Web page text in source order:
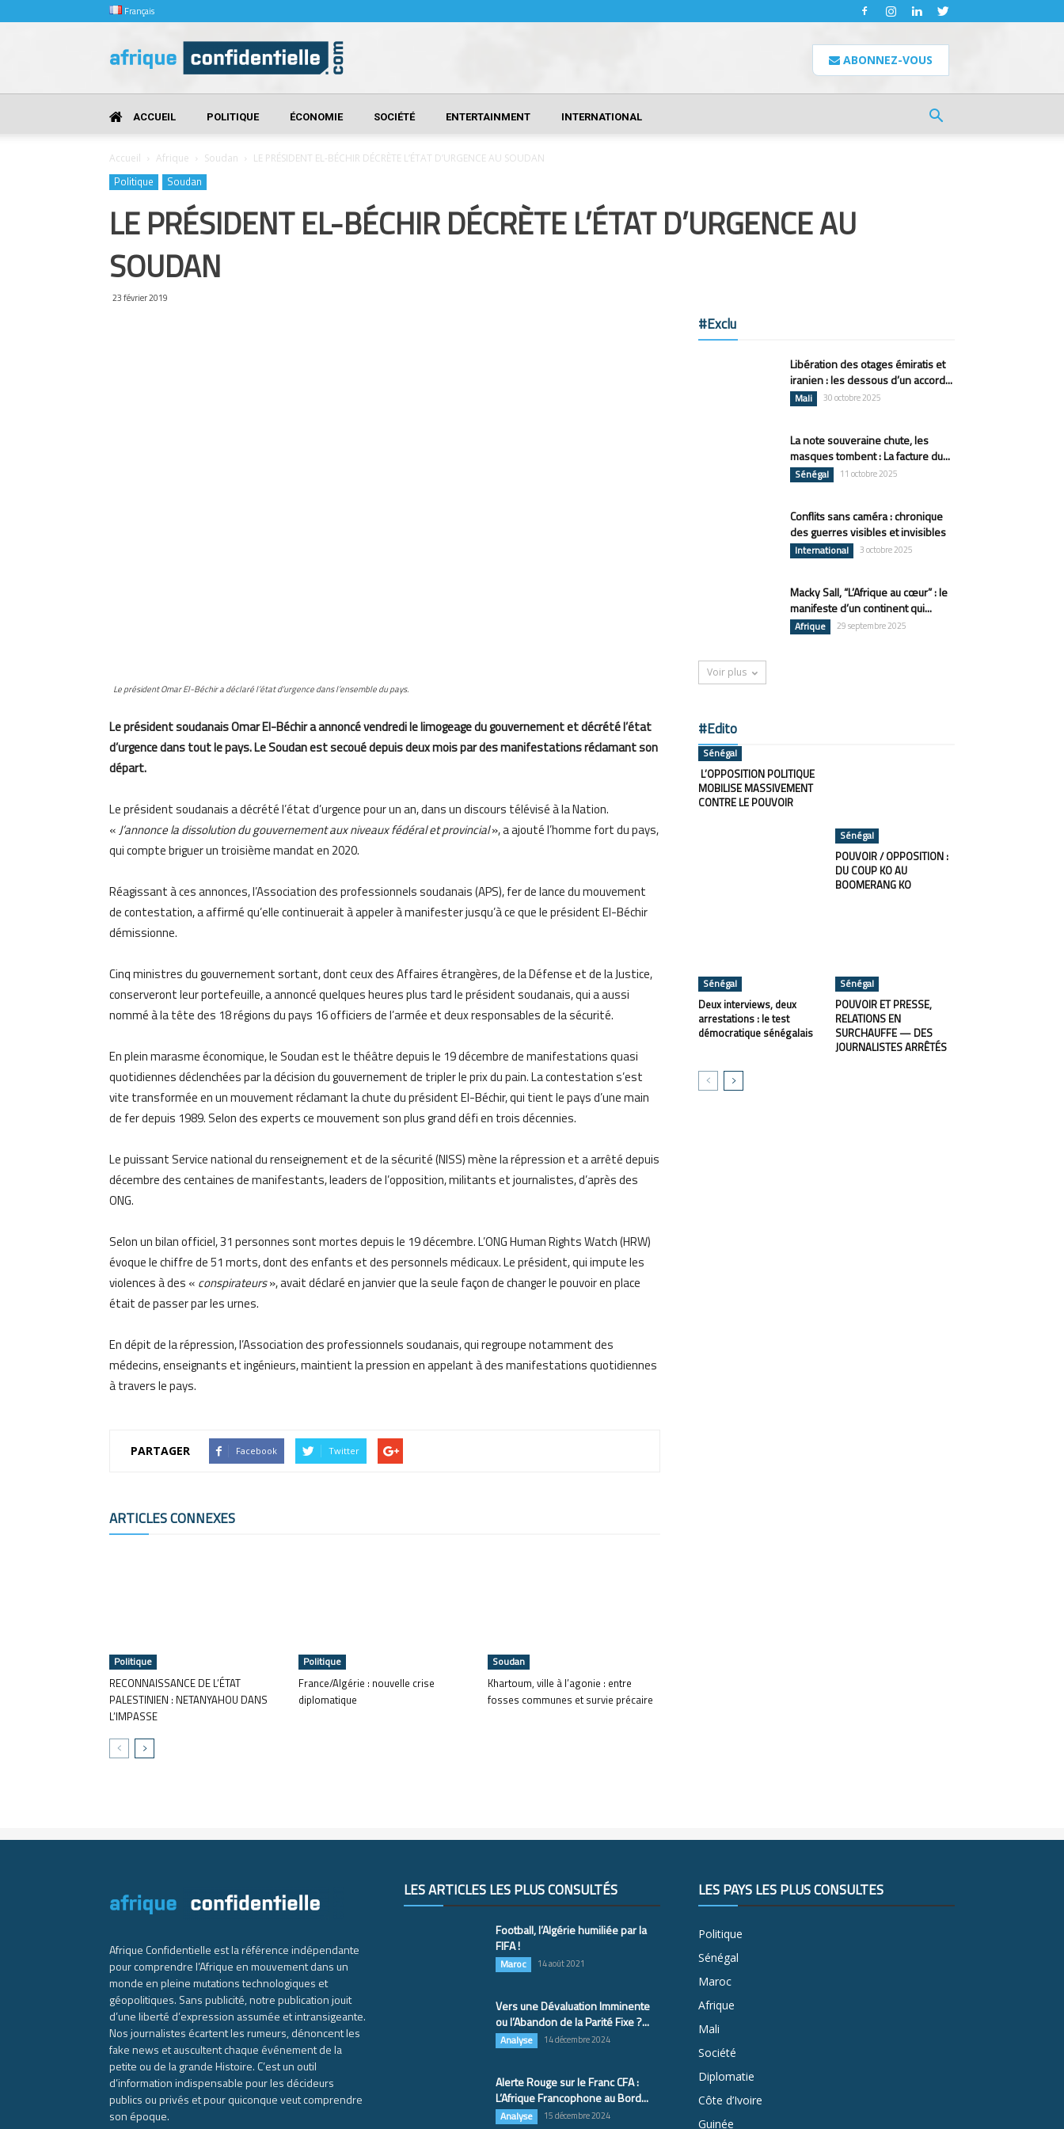
Français
Confidentielle
ABONNEZ-VOUS
ACCUEIL POLITIQUE ÉCONOMIE SOCIÉTÉ ENTERTAINMENT INTERNATIONAL
Accueil Afrique Soudan LE PRÉSIDENT EL-BÉCHIR DÉCRÈTE L’ÉTAT D’URGENCE AU SOUDAN
Politique Soudan
LE PRÉSIDENT EL-BÉCHIR DÉCRÈTE L’ÉTAT D’URGENCE AU
SOUDAN
23 février 2019
Le président Omar El-Béchir a déclaré l’état d’urgence dans l’ensemble du pays.
Le président soudanais Omar El-Béchir a annoncé vendredi le limogeage du gouvernement et décrété l’état
d’urgence dans tout le pays. Le Soudan est secoué depuis deux mois par des manifestations réclamant son
départ.
Le président soudanais a décrété l’état d’urgence pour un an, dans un discours télévisé à la Nation.
«J’annonce la dissolution du gouvernement aux niveaux fédéral et provincial», a ajouté l’homme fort du pays,
qui compte briguer un troisième mandat en 2020.
Réagissant à ces annonces, l’Association des professionnels soudanais (APS), fer de lance du mouvement
de contestation, a affirmé qu’elle continuerait à appeler à manifester jusqu’à ce que le président El-Béchir
démissionne.
Cinq ministres du gouvernement sortant, dont ceux des Affaires étrangères, de la Défense et de la Justice,
conserveront leur portefeuille, a annoncé quelques heures plus tard le président soudanais, qui a aussi
nommé à la tête des 18 régions du pays 16 officiers de l’armée et deux responsables de la sécurité.
En plein marasme économique, le Soudan est le théâtre depuis le 19 décembre de manifestations quasi
quotidiennes déclenchées par la décision du gouvernement de tripler le prix du pain. La contestation s’est
vite transformée en un mouvement réclamant la chute du président El-Béchir, qui tient le pays d’une main
de fer depuis 1989. Selon des experts ce mouvement son plus grand défi en trois décennies.
Le puissant Service national du renseignement et de la sécurité (NISS) mène la répression et a arrêté depuis
décembre des centaines de manifestants, leaders de l’opposition, militants et journalistes, d’après des
ONG.
Selon un bilan officiel, 31 personnes sont mortes depuis le 19 décembre. L’ONG Human Rights Watch (HRW)
évoque le chiffre de 51 morts, dont des enfants et des personnels médicaux. Le président, qui impute les
violences à des « conspirateurs», avait déclaré en janvier que la seule façon de changer le pouvoir en place
était de passer par les urnes.
En dépit de la répression, l’Association des professionnels soudanais, qui regroupe notamment des
médecins, enseignants et ingénieurs, maintient la pression en appelant à des manifestations quotidiennes
à travers le pays.
PARTAGER Facebook Twitter
ARTICLES CONNEXES
Politique
RECONNAISSANCE DE L’ÉTAT
PALESTINIEN : NETANYAHOU DANS
L’IMPASSE
Politique
France/Algérie : nouvelle crise
diplomatique
Soudan
Khartoum, ville à l’agonie : entre
fosses communes et survie précaire
#Exclu
Libération des otages émiratis et
iranien : les dessous d’un accord...
Mali 30 octobre 2025
La note souveraine chute, les
masques tombent : La facture du...
Sénégal 11 octobre 2025
Conflits sans caméra : chronique
des guerres visibles et invisibles
International 3 octobre 2025
Macky Sall, “L’Afrique au cœur” : le
manifeste d’un continent qui...
Afrique 29 septembre 2025
Voir plus
#Edito
Sénégal
L’OPPOSITION POLITIQUE
MOBILISE MASSIVEMENT
CONTRE LE POUVOIR
Sénégal
POUVOIR / OPPOSITION :
DU COUP KO AU
BOOMERANG KO
Sénégal
Deux interviews, deux
arrestations : le test
démocratique sénégalais
Sénégal
POUVOIR ET PRESSE,
RELATIONS EN
SURCHAUFFE — DES
JOURNALISTES ARRÊTÉS
Afrique Confidentielle est la référence indépendante
pour comprendre l’Afrique en mouvement dans un
monde en pleine mutations technologiques et
géopolitiques. Sans publicité, notre publication jouit
d’une liberté d’expression assumée et intransigeante.
Nos journalistes écartent les rumeurs, dénoncent les
fake news et auscultent chaque événement de la
petite ou de la grande Histoire. C’est un outil
d’information indispensable pour les décideurs
publics ou privés et pour quiconque veut comprendre
son époque.
LES ARTICLES LES PLUS CONSULTÉS
Football, l’Algérie humiliée par la
FIFA !
Maroc 14 août 2021
Vers une Dévaluation Imminente
ou l’Abandon de la Parité Fixe ?...
Analyse 14 décembre 2024
Alerte Rouge sur le Franc CFA :
L’Afrique Francophone au Bord...
Analyse 15 décembre 2024
LES PAYS LES PLUS CONSULTÉS
Politique
Sénégal
Maroc
Afrique
Mali
Société
Diplomatie
Côte d’Ivoire
Guinée